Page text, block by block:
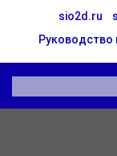
sio2d.ru
Руководство